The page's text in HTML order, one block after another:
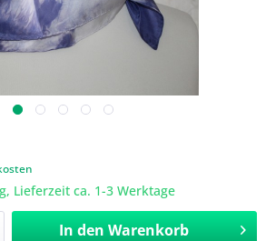
Lieferzeit ca. 1-3 Werktage
In den Warenkorb